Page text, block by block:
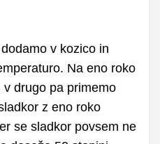
v kozico in
Na eno roko
drugo pa primemo
z eno roko
se sladkor povsem ne